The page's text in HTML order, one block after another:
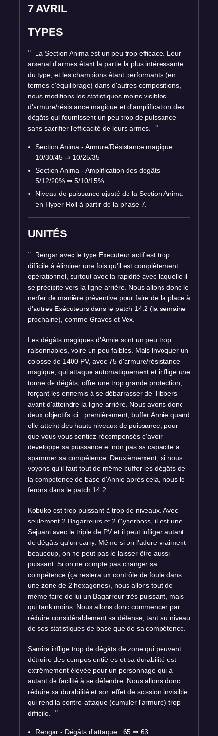
7 AVRIL
TYPES
La Section Anima est un peu trop efficace. Leur
arsenal d'armes étant la partie la plus intéressante
du type, et les champions étant performants (en
termes d'équilibrage) dans d'autres compositions,
nous modifions les statistiques moins visibles
d'armure/résistance magique et d'amplification des
dégâts qui fournissent un peu trop de puissance
sans sacrifier l'efficacité de leurs armes.
Section Anima - Armure/Résistance magique :
10/30/45 ⇒ 10/25/35
Section Anima - Amplification des dégâts :
5/12/20% ⇒ 5/10/15%
Niveau de puissance ajusté de la Section Anima
en Hyper Roll à partir de la phase 7.
UNITÉS
Rengar avec le type Exécuteur actif est trop
difficile à éliminer une fois qu'il est complètement
opérationnel, surtout avec la rapidité avec laquelle il
se précipite vers la ligne arrière. Nous allons donc le
nerfer de manière préventive pour faire de la place à
d'autres Exécuteurs dans le patch 14.2 (la semaine
prochaine), comme Graves et Vex.
Les dégâts magiques d'Annie sont un peu trop
raisonnables, voire un peu faibles. Mais invoquer un
colosse de 1400 PV, avec 75 d'armure/résistance
magique, qui attaque automatiquement et inflige une
tonne de dégâts, offre une trop grande protection,
forçant les ennemis à se débarrasser de Tibbers
avant d'atteindre la ligne arrière. Nous avons donc
deux objectifs ici : premièrement, buffer Annie quand
elle atteint des hauts niveaux de puissance, pour
que vous vous sentiez récompensés d'avoir
développé sa puissance et non pas sa capacité à
spammer sa compétence. Deuxièmement, si nous
voyons qu'il faut tout de même buffer les dégâts de
la compétence de base d'Annie après cela, nous le
ferons dans le patch 14.2.
Kobuko est trop puissant à trop de niveaux. Avec
seulement 2 Bagarreurs et 2 Cyberboss, il est une
Sejuani avec le triple de PV et il peut infliger autant
de dégâts qu'un carry. Même si on l'adore vraiment
beaucoup, on ne peut pas le laisser être aussi
puissant. Si on ne compte pas changer sa
compétence (ça restera un contrôle de foule dans
une zone de 2 hexagones), nous allons tout de
même faire de lui un Bagarreur très puissant, mais
qui tank moins. Nous allons donc commencer par
réduire considérablement sa défense, tant au niveau
de ses statistiques de base que de sa compétence.
Samira inflige trop de dégâts de zone qui peuvent
détruire des compos entières et sa durabilité est
extrêmement élevée pour un personnage qui a
autant de facilité à se défendre. Nous allons donc
réduire sa durabilité et son effet de scission invisible
qui rend la contre-attaque (cumuler l'armure) trop
difficile.
Rengar - Dégâts d'attaque : 65 ⇒ 63